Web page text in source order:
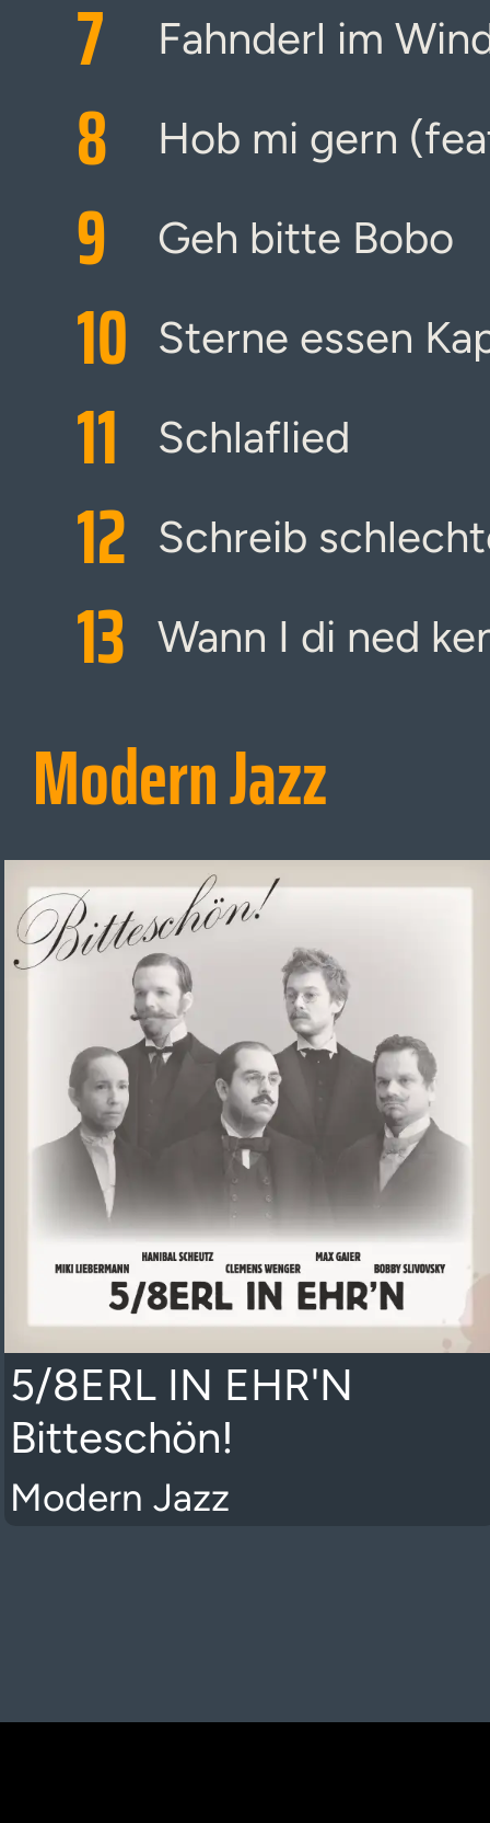
7 Fahnderl im
8 Hob mi gern
9 Geh bitte Bobo
10 Sterne essen
11 Schlaflied
12 Schreib
13 Wann I di ned
Modern Jazz
5/8ERL IN EHR'N
Bitteschön!
Modern Jazz